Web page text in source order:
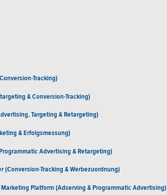
Tracking)
& Conversion-Tracking)
Targeting & Retargeting)
& Erfolgsmessung)
Advertising & Retargeting)
(Conversion-Tracking & Werbezuordnung)
Platform (Adserving & Programmatic Advertising)